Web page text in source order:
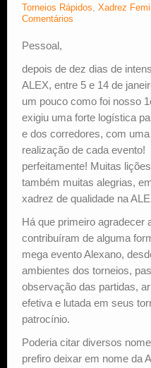
Torneios Rápidos, Xadrez
Comentários
Pessoal,
depois de dez dias de
ALEX, entre 5 e 14 de
um pouco como foi nosso
exigiu uma forte logística
e dos corredores, com
realização de cada evento!
perfeitamente! Muitas
também muitas alegrias,
xadrez de qualidade na
Há que primeiro agradecer
contribuíram de alguma
mega evento Alexano,
ambientes dos torneios,
observação das partidas,
efetiva e lutada em seus
patrocínio.
Poderia citar diversos
prefiro deixar em nome da